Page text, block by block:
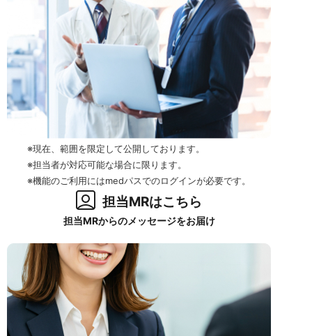
※現在、範囲を限定して公開しております。
※担当者が対応可能な場合に限ります。
※機能のご利用にはmedパスでのログインが必要です。
担当MRはこちら
担当MRからのメッセージをお届け